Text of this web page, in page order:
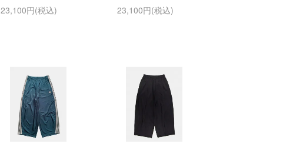
23,100円(税込)
23,100円(税込)